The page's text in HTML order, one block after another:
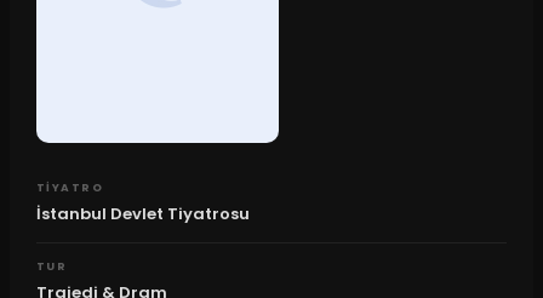
TIYATRO
İstanbul Devlet Tiyatrosu
TUR
Trajedi & Dram